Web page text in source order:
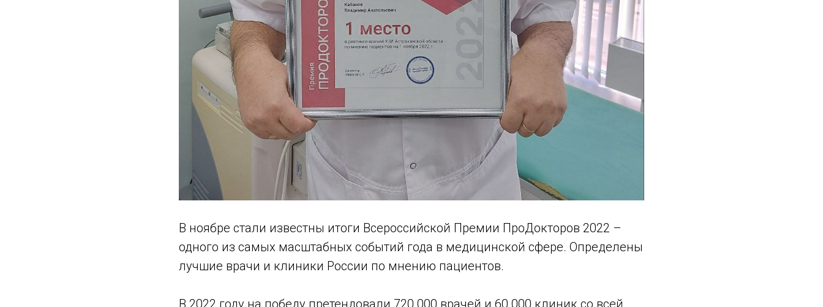
В ноябре стали известны итоги Всероссийской Премии ПроДокторов 2022 –
одного из самых масштабных событий года в медицинской сфере. Определены
лучшие врачи и клиники России по мнению пациентов.
В 2022 году на победу претендовали 720 000 врачей и 60 000 клиник со всей